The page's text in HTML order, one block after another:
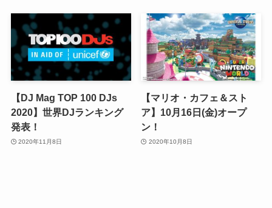
【DJ Mag TOP 100 DJs
2020】世界DJランキング
発表！
2020年11月8日
【マリオ・カフェ＆スト
ア】10月16日(金)オープ
ン！
2020年10月8日